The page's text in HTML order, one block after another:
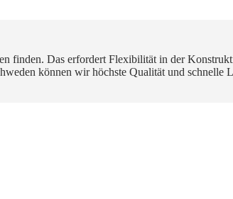
finden. Das erfordert Flexibilität in der
können wir höchste Qualität und schnelle